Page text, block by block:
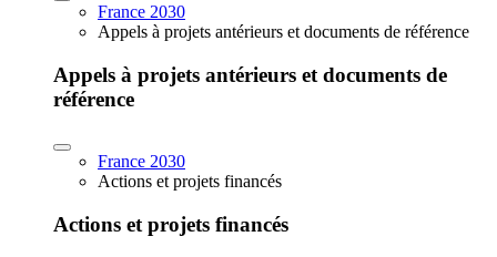
France 2030
Appels à projets antérieurs et documents de référence
Appels à projets antérieurs et documents de
référence
France 2030
Actions et projets financés
Actions et projets financés